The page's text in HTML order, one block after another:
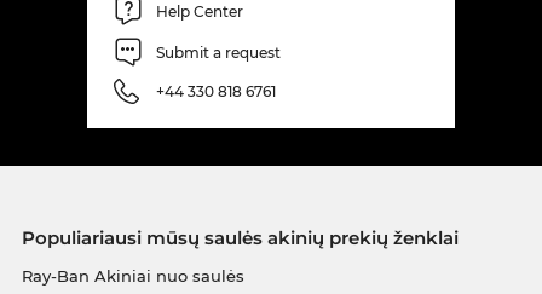
Help Center
Submit a request
+44 330 818 6761
Populiariausi mūsų saulės akinių prekių ženklai
Ray-Ban Akiniai nuo saulės